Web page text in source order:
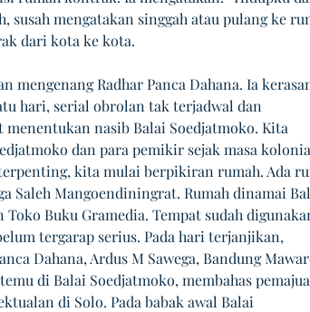
susah mengatakan singgah atau pulang ke
dari kota ke kota.
mengenang Radhar Panca Dahana. Ia
hari, serial obrolan tak terjadwal dan
nasib Balai Soedjatmoko. Kita
dan para pemikir sejak masa
kita mulai berpikiran rumah. Ada
Saleh Mangoendiningrat. Rumah dinamai
Toko Buku Gramedia. Tempat sudah
tergarap serius. Pada hari terjanjikan,
Dahana, Ardus M Sawega, Bandung
di Balai Soedjatmoko, membahas
di Solo. Pada babak awal Balai